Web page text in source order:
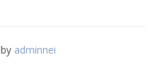
by adminnei